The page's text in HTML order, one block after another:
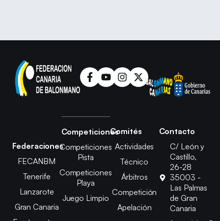
Federaciones
FECANBM
Tenerife
Lanzarote
Gran Canaria
Competiciones
Competiciones
Pista
Competiciones
Playa
Juego Limpio
Comités
Actividades
Técnico
Árbitros
Competición
Apelación
Contacto
C/ León y
Castillo,
26-28
35003 -
Las Palmas
de Gran
Canaria